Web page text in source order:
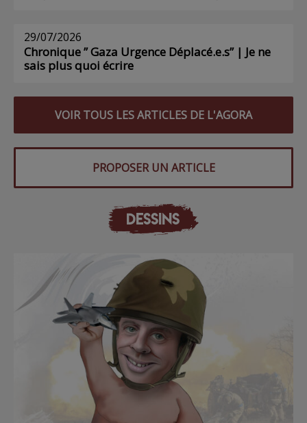
29/07/2026
Chronique ” Gaza Urgence Déplacé.e.s” | Je ne
sais plus quoi écrire
VOIR TOUS LES ARTICLES DE L'AGORA
PROPOSER UN ARTICLE
DESSINS